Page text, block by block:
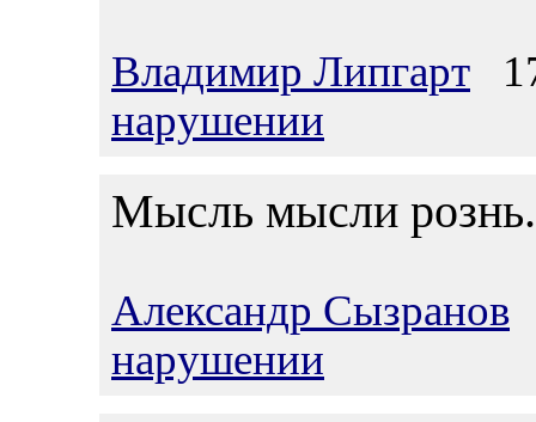
Владимир Липгарт
нарушении
Мысль мысли рознь.
Александр Сызранов
нарушении